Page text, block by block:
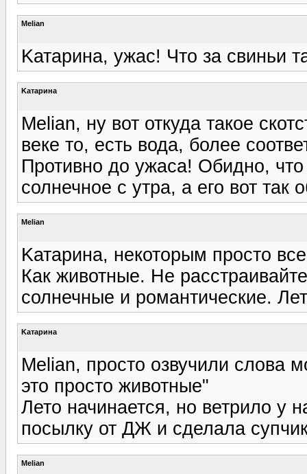
Melian
Kатарина, ужас! Что за свиньи
Kатарина
Melian, ну вот откуда такое
веке то, есть вода, более
Противно до ужаса! Обидно,
солнечное с утра, а его вот так
Melian
Kатарина, некоторым просто
Как животные. Не
солнечные и романтические.
Kатарина
Melian, просто озвучили слова
это просто животные"
Лето начинается, но ветрило у
посылку от ДЖ и сделала
Melian